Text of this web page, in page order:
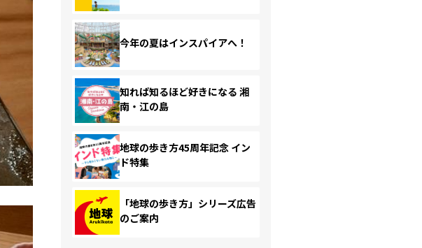
今年の夏はインスパイアへ！
知れば知るほど好きになる 湘
南・江の島
地球の歩き方45周年記念 イン
ド特集
「地球の歩き方」シリーズ広告
のご案内